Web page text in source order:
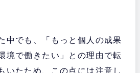
中でも、「もっと個人の成果
境で働きたい」との理由で転
いたため、この点には注意し